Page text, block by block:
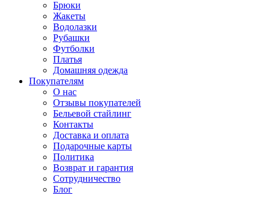
Брюки
Жакеты
Водолазки
Рубашки
Футболки
Платья
Домашняя одежда
Покупателям
О нас
Отзывы покупателей
Бельевой стайлинг
Контакты
Доставка и оплата
Подарочные карты
Политика
Возврат и гарантия
Сотрудничество
Блог